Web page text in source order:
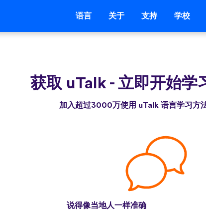
语言 关于 支持 学校
获取 uTalk - 立即开始学
加入超过3000万使用 uTalk 语言学习方
说得像当地人一样准确